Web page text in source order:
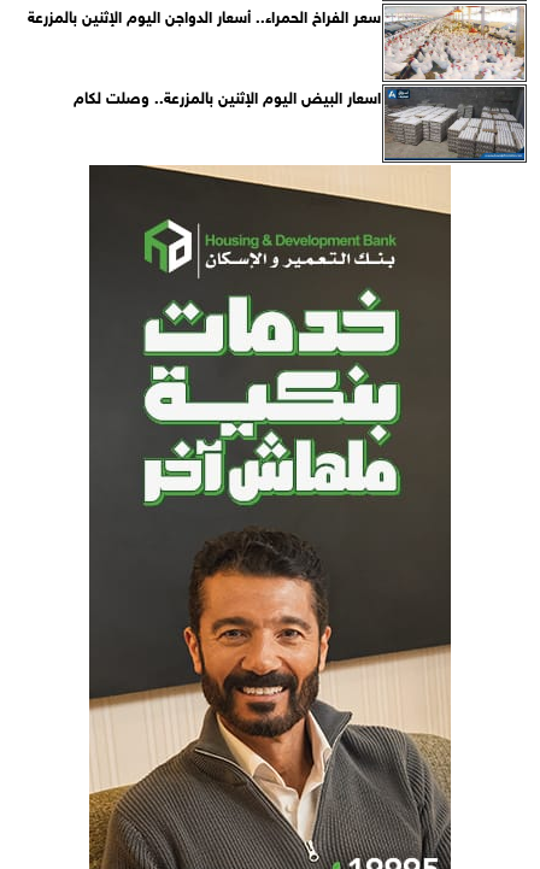
سعر الفراخ الحمراء.. أسعار الدواجن اليوم الإثنين بالمزرعة
اسعار البيض اليوم الإثنين بالمزرعة.. وصلت لكام